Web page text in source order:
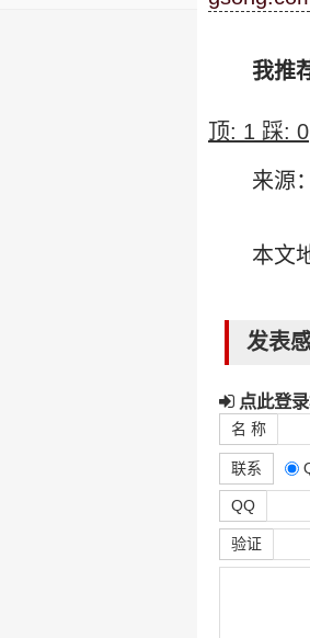
我推
顶: 1 踩: 0
来源：
本文
发表
点此登
名 称
联系
QQ
验证